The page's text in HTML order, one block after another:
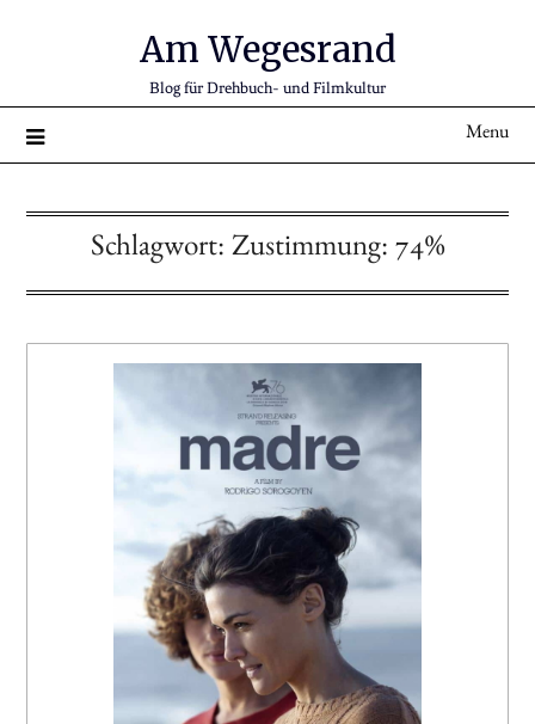
Am Wegesrand
Blog für Drehbuch- und Filmkultur
Menu
Schlagwort: Zustimmung: 74%